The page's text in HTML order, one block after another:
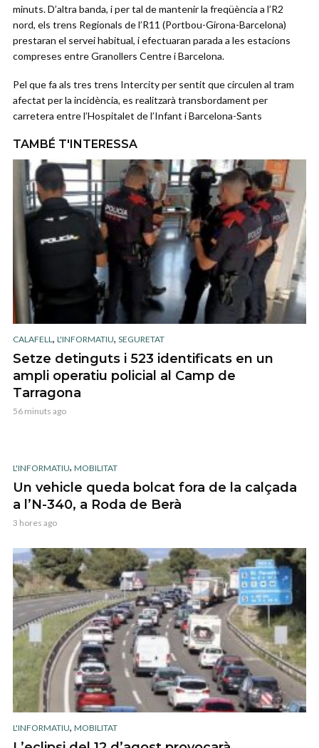
minuts. D’altra banda, i per tal de mantenir la freqüència a l’R2
nord, els trens Regionals de l’R11 (Portbou-Girona-Barcelona)
prestaran el servei habitual, i efectuaran parada a les estacions
compreses entre Granollers Centre i Barcelona.
Pel que fa als tres trens Intercity per sentit que circulen al tram
afectat per la incidència, es realitzarà transbordament per
carretera entre l’Hospitalet de l’Infant i Barcelona-Sants
TAMBÉ T'INTERESSA
CALAFELL, L'INFORMATIU, SEGURETAT
Setze detinguts i 523 identificats en un
ampli operatiu policial al Camp de
Tarragona
56 minuts ago
L'INFORMATIU, MOBILITAT
Un vehicle queda bolcat fora de la calçada
a l’N-340, a Roda de Berà
3 hores ago
L'INFORMATIU, MOBILITAT